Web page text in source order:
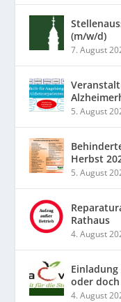
(m/w/d)
7. August
5. August
Herbst
5. August
Rathaus
4. August
oder doch
4. August